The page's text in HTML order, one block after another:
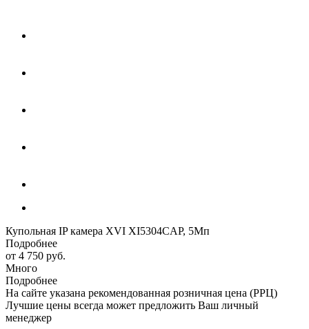
Купольная IP камера XVI XI5304CAP, 5Мп
Подробнее
от 4 750 руб.
Много
Подробнее
На сайте указана рекомендованная розничная цена (РРЦ)
Лучшие цены всегда может предложить Ваш личный
менеджер